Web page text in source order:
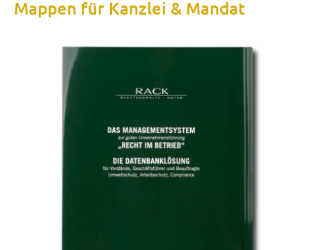
Mappen für Kanzlei & Mandat